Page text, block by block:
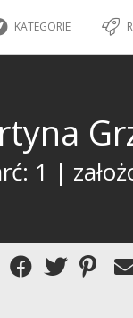
KATEGORIE
1 |